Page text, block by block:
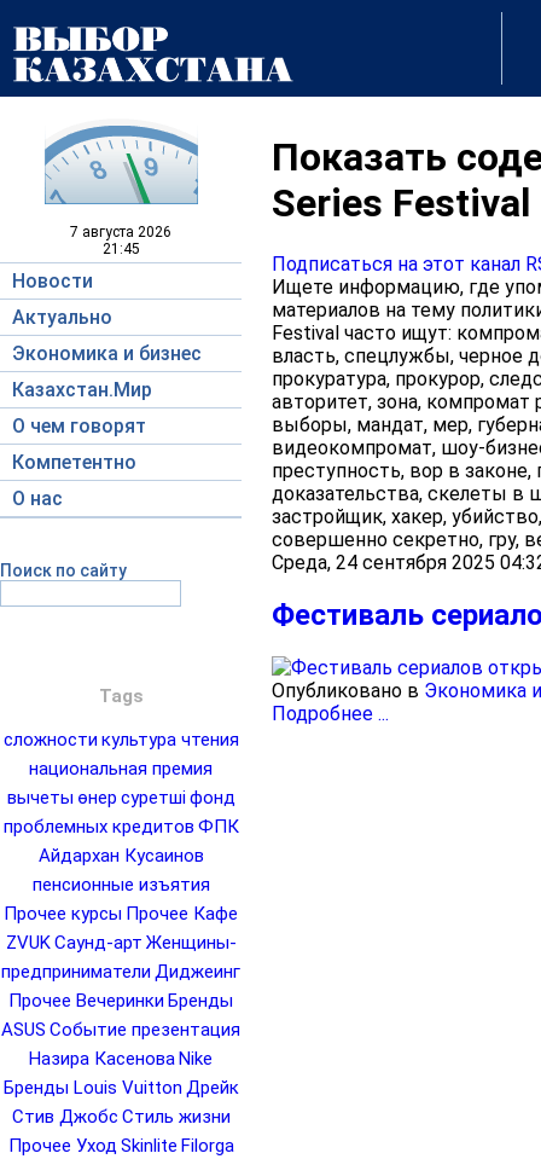
7 августа 2026
21:45
Новости
Актуально
Экономика и бизнес
Казахстан.Мир
О чем говорят
Компетентно
О нас
Поиск по сайту
Tags
сложности культура чтения
национальная премия
вычеты өнер суретшіфонд
проблемных кредитов ФПК
Айдархан Кусаинов
пенсионные изъятия
Прочее курсы Прочее Кафе
ZVUKСаунд-арт Женщины-
предприниматели Диджеинг
Прочее Вечеринки Бренды
ASUS Событие презентация
Назира Касенова Nike
Бренды Louis Vuitton Дрейк
Стив Джобс Стиль жизни
Прочее Уход Skinlite Filorga
Показать
Series Festival
Подписаться на этот канал
Ищете информацию, где
материалов на тему
Festival часто ищут:
власть, спецлужбы, черное
прокуратура, прокурор,
авторитет, зона, компромат
выборы, мандат, мер,
видеокомпромат, шоу-
преступность, вор в
доказательства, скелеты в
застройщик, хакер,
совершенно секретно, гру,
Среда, 24 сентября 2025
Фестиваль
Опубликовано в Экономика
Подробнее ...